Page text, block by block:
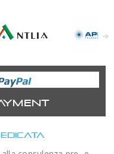
Telescopes